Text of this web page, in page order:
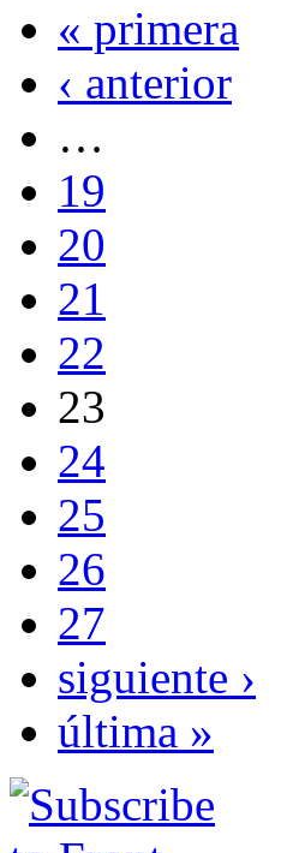
« primera
‹ anterior
…
19
20
21
22
23
24
25
26
27
siguiente ›
última »